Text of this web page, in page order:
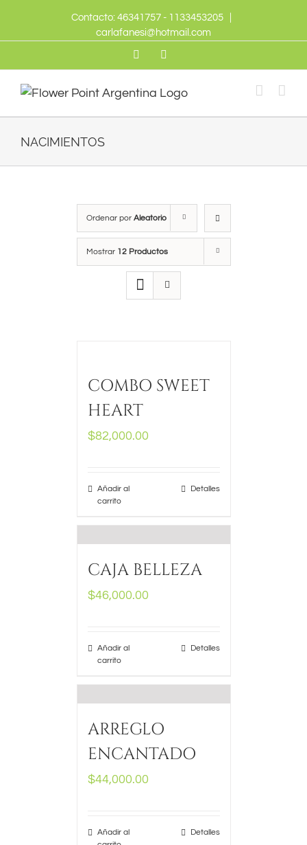
content
Contacto: 46341757 - 1133453205
carlafanesi@hotmail.com
Twitter
NACIMIENTOS
Ordenar por Aleatorio
Mostrar 12 Productos
COMBO SWEET
HEART
$82,000.00
Añadir al
carrito
Detalles
CAJA BELLEZA
$46,000.00
Añadir al
carrito
Detalles
ARREGLO
ENCANTADO
$44,000.00
Añadir al
Detalles